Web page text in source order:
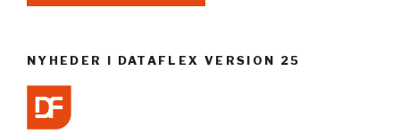
NYHEDER I DATAFLEX VERSION 25